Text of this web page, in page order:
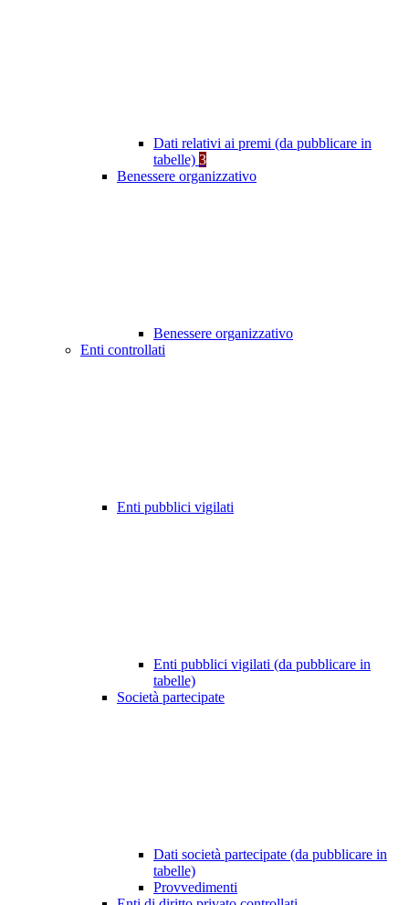
Dati relativi ai premi (da pubblicare in
tabelle) 3
Benessere organizzativo
Benessere organizzativo
Enti controllati
Enti pubblici vigilati
Enti pubblici vigilati (da pubblicare in
tabelle)
Società partecipate
Dati società partecipate (da pubblicare in
tabelle)
Provvedimenti